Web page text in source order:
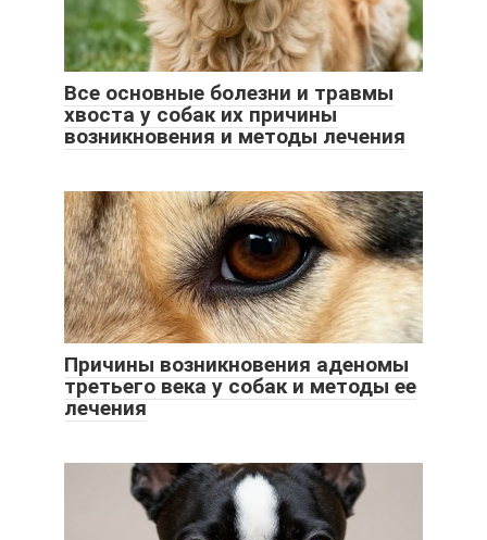
Все основные болезни и травмы
хвоста у собак их причины
возникновения и методы лечения
Причины возникновения аденомы
третьего века у собак и методы ее
лечения